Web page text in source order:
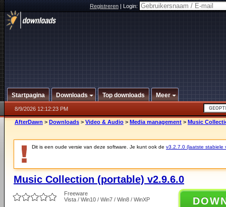
Registreren|Login:
Startpagina Downloads Top downloads Meer
8/9/2026 12:12:23 PM
AfterDawn > Downloads > Video & Audio > Media management > Music
Dit is een oude versie van deze software. Je kunt ook de v3.2.7.0 (laatste stabiele
Music Collection (portable) v2.9.6.0
Freeware
Vista / Win10 / Win7 / Win8 / WinXP